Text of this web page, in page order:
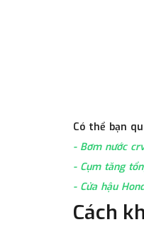
Có thể bạn
- Bơm nước
- Cụm tăng
- Cửa hậu
Cách